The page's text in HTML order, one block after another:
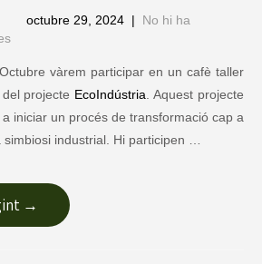
octubre 29, 2024 | No hi ha
vàrem participar en un cafè taller
projecte EcoIndústria . Aquest projecte
iniciar un procés de transformació cap a
simbiosi industrial. Hi participen …
→